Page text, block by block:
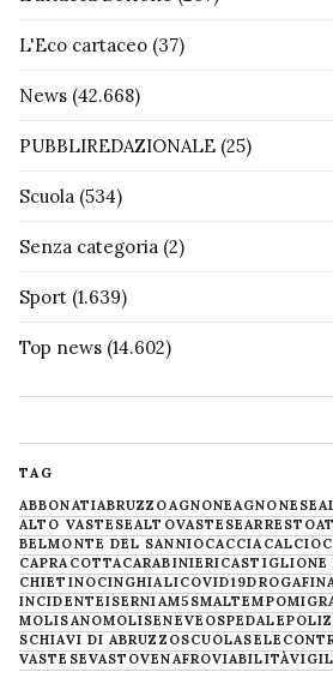
L'Eco cartaceo (37)
News (42.668)
PUBBLIREDAZIONALE (25)
Scuola (534)
Senza categoria (2)
Sport (1.639)
Top news (14.602)
TAG
ABBONATIABRUZZOAGNONEAGNONESE
ALTO VASTESEALTOVASTESEARRESTO
BELMONTE DEL SANNIOCACCIACALCIO
CAPRACOTTACARABINIERICASTIGLIONE
CHIETINOCINGHIALICOVID19DROGA
INCIDENTEISERNIAM5SMALTEMPO
MOLISANOMOLISENEVE OSPEDALE
SCHIAVI DI ABRUZZOSCUOLA
VASTESEVASTOVENAFROVIABILITÀ